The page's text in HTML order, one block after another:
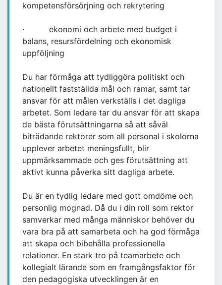
kompetensförsörjning och rekrytering
· ekonomi och arbete med budget i
balans, resursfördelning och ekonomisk
uppföljning
Du har förmåga att tydliggöra politiskt och
nationellt fastställda mål och ramar, samt tar
ansvar för att målen verkställs i det dagliga
arbetet. Som ledare tar du ansvar för att skapa
de bästa förutsättningarna så att såväl
biträdande rektorer som all personal i skolorna
upplever arbetet meningsfullt, blir
uppmärksammade och ges förutsättning att
aktivt kunna påverka sitt dagliga arbete.
Du är en tydlig ledare med gott omdöme och
personlig mognad. Då du i din roll som rektor
samverkar med många människor behöver du
vara bra på att samarbeta och ha god förmåga
att skapa och bibehålla professionella
relationer. En stark tro på teamarbete och
kollegialt lärande som en framgångsfaktor för
den pedagogiska utvecklingen är en